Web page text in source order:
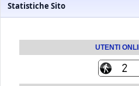
Statistiche Sito
UTENTI